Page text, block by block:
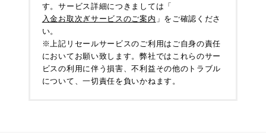
す。サービス詳細につきましては「
入金お取次ぎサービスのご案内 」をご確認くださ
い。
※上記リセールサービスのご利用はご自身の責任
においてお願い致します。弊社ではこれらのサー
ビスの利用に伴う損害、不利益その他のトラブル
について、一切責任を負いかねます。